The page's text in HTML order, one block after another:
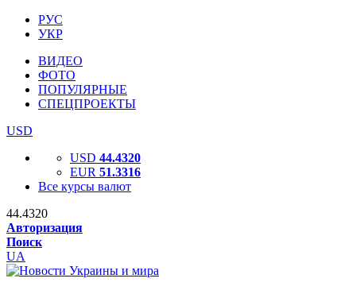
РУС
УКР
ВИДЕО
ФОТО
ПОПУЛЯРНЫЕ
СПЕЦПРОЕКТЫ
USD
USD 44.4320
EUR 51.3316
Все курсы валют
44.4320
Авторизация
Поиск
UA